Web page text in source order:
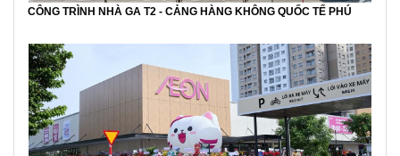
CÔNG TRÌNH NHÀ GA T2 - CẢNG HÀNG KHÔNG QUỐC TẾ PHÚ